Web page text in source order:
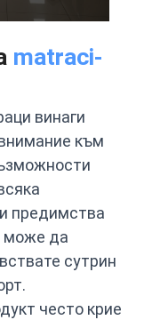
matraci-
винаги
към
предимства
може да
сутрин
често крие